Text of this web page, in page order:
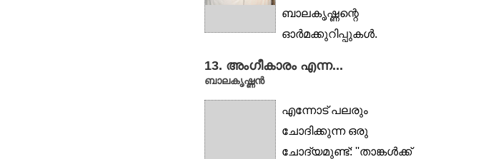
ബാലകൃഷ്ണന്റെ
ഓർമക്കുറിപ്പുകൾ.
മൃഗതൃഷ്ണ, കുതിര, ഫർണസ്,
ഭാഗ്യാന്വേഷികൾ,...
13. അംഗീകാരം എന്ന...
ബാലകൃഷ്ണൻ
എന്നോട് പലരും
ചോദിക്കുന്ന ഒരു
ചോദ്യമുണ്ട്: ''താങ്കള്‍ക്ക്